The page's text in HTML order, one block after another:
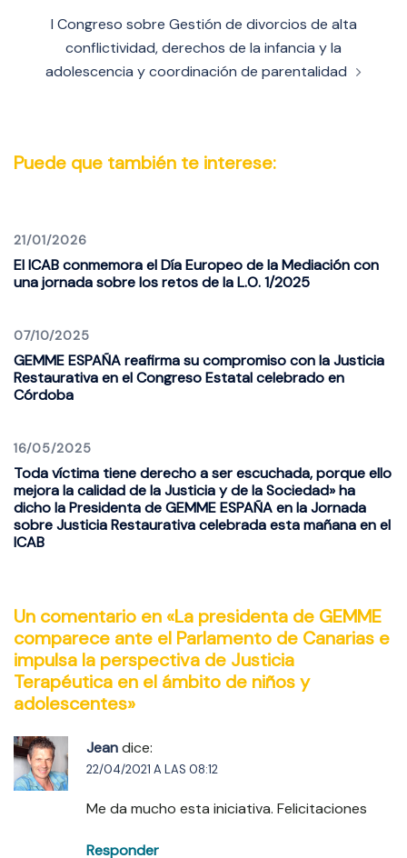
I Congreso sobre Gestión de divorcios de alta
conflictividad, derechos de la infancia y la
adolescencia y coordinación de parentalidad
Puede que también te interese:
21/01/2026
El ICAB conmemora el Día Europeo de la Mediación con
una jornada sobre los retos de la L.O. 1/2025
07/10/2025
GEMME ESPAÑA reafirma su compromiso con la Justicia
Restaurativa en el Congreso Estatal celebrado en
Córdoba
16/05/2025
Toda víctima tiene derecho a ser escuchada, porque ello
mejora la calidad de la Justicia y de la Sociedad» ha
dicho la Presidenta de GEMME ESPAÑA en la Jornada
sobre Justicia Restaurativa celebrada esta mañana en el
ICAB
Un comentario en «La presidenta de GEMME
comparece ante el Parlamento de Canarias e
impulsa la perspectiva de Justicia
Terapéutica en el ámbito de niños y
adolescentes»
Jeandice:
22/04/2021 A LAS 08:12
Me da mucho esta iniciativa. Felicitaciones
Responder